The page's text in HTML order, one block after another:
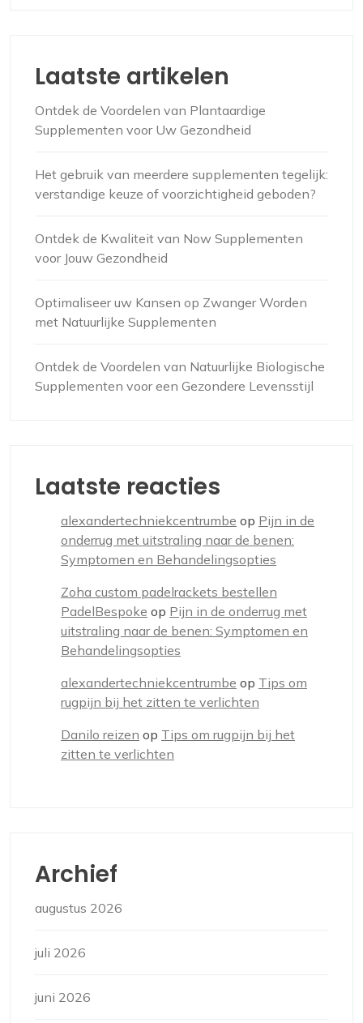
Laatste artikelen
Ontdek de Voordelen van Plantaardige
Supplementen voor Uw Gezondheid
Het gebruik van meerdere supplementen tegelijk:
verstandige keuze of voorzichtigheid geboden?
Ontdek de Kwaliteit van Now Supplementen
voor Jouw Gezondheid
Optimaliseer uw Kansen op Zwanger Worden
met Natuurlijke Supplementen
Ontdek de Voordelen van Natuurlijke Biologische
Supplementen voor een Gezondere Levensstijl
Laatste reacties
alexandertechniekcentrumbe op Pijn in de
onderrug met uitstraling naar de benen:
Symptomen en Behandelingsopties
Zoha custom padelrackets bestellen
PadelBespoke op Pijn in de onderrug met
uitstraling naar de benen: Symptomen en
Behandelingsopties
alexandertechniekcentrumbe op Tips om
rugpijn bij het zitten te verlichten
Danilo reizen op Tips om rugpijn bij het
zitten te verlichten
Archief
augustus 2026
juli 2026
juni 2026